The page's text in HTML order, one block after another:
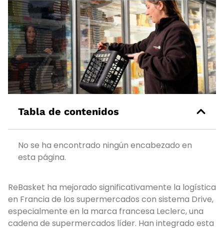
Tabla de contenidos
No se ha encontrado ningún encabezado en
esta página.
ReBasket ha mejorado significativamente la logística
en Francia de los supermercados con sistema Drive,
especialmente en la marca francesa Leclerc, una
cadena de supermercados líder. Han integrado esta